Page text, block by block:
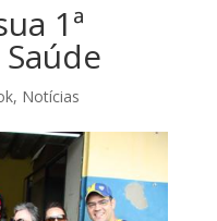
1ª
, Notícias